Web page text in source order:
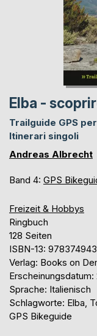
Elba -
Trailguide GPS
Itinerari singoli
Andreas Albrecht
Band 4: GPS
Freizeit & Hobbys
Ringbuch
128 Seiten
ISBN-13:
Verlag: Books on
Erscheinungsdatum:
Sprache: Italienisch
Schlagworte: Elba,
GPS Bikeguide